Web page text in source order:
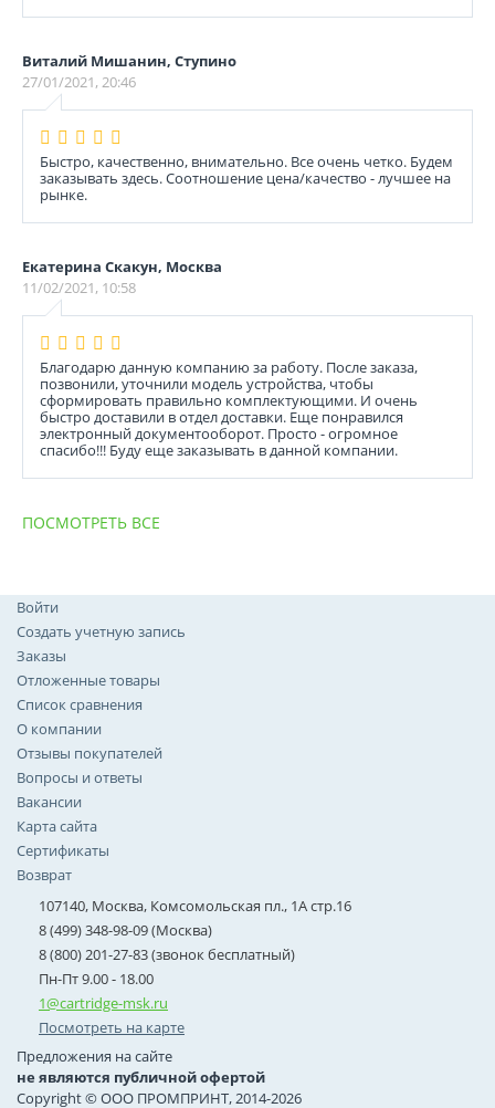
Виталий Мишанин, Ступино
27/01/2021, 20:46
Быстро, качественно, внимательно. Все очень четко. Будем
заказывать здесь. Соотношение цена/качество - лучшее на
рынке.
Екатерина Скакун, Москва
11/02/2021, 10:58
Благодарю данную компанию за работу. После заказа,
позвонили, уточнили модель устройства, чтобы
сформировать правильно комплектующими. И очень
быстро доставили в отдел доставки. Еще понравился
электронный документооборот. Просто - огромное
спасибо!!! Буду еще заказывать в данной компании.
ПОСМОТРЕТЬ ВСЕ
Войти
Создать учетную запись
Заказы
Отложенные товары
Список сравнения
О компании
Отзывы покупателей
Вопросы и ответы
Вакансии
Карта сайта
Сертификаты
Возврат
107140, Москва, Комсомольская пл., 1А стр.16
8 (499) 348-98-09 (Москва)
8 (800) 201-27-83 (звонок бесплатный)
Пн-Пт 9.00 - 18.00
1@cartridge-msk.ru
Посмотреть на карте
Предложения на сайте
не являются публичной офертой
Copyright © ООО ПРОМПРИНТ, 2014-2026